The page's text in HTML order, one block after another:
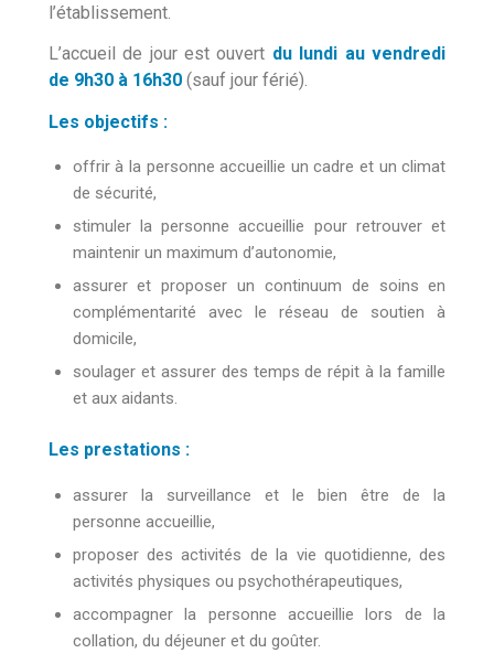
l’établissement.
L’accueil de jour est ouvert du lundi au vendredi
de 9h30 à 16h30(sauf jour férié).
Les objectifs :
offrir à la personne accueillie un cadre et un climat
de sécurité,
stimuler la personne accueillie pour retrouver et
maintenir un maximum d’autonomie,
assurer et proposer un continuum de soins en
complémentarité avec le réseau de soutien à
domicile,
soulager et assurer des temps de répit à la famille
et aux aidants.
Les prestations :
assurer la surveillance et le bien être de la
personne accueillie,
proposer des activités de la vie quotidienne, des
activités physiques ou psychothérapeutiques,
accompagner la personne accueillie lors de la
collation, du déjeuner et du goûter.